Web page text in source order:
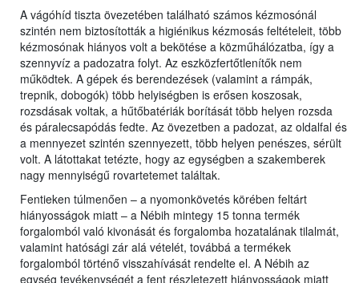
A vágóhíd tiszta övezetében található számos kézmosónál
szintén nem biztosították a higiénikus kézmosás feltételeit, több
kézmosónak hiányos volt a bekötése a közműhálózatba, így a
szennyvíz a padozatra folyt. Az eszközfertőtlenítők nem
működtek. A gépek és berendezések (valamint a rámpák,
trepnik, dobogók) több helyiségben is erősen koszosak,
rozsdásak voltak, a hűtőbatériák borítását több helyen rozsda
és páralecsapódás fedte. Az övezetben a padozat, az oldalfal és
a mennyezet szintén szennyezett, több helyen penészes, sérült
volt. A látottakat tetézte, hogy az egységben a szakemberek
nagy mennyiségű rovartetemet találtak.
Fentieken túlmenően – a nyomonkövetés körében feltárt
hiányosságok miatt – a Nébih mintegy 15 tonna termék
forgalomból való kivonását és forgalomba hozatalának tilalmát,
valamint hatósági zár alá vételét, továbbá a termékek
forgalomból történő visszahívását rendelte el. A Nébih az
egység tevékenységét a fent részletezett hiányosságok miatt